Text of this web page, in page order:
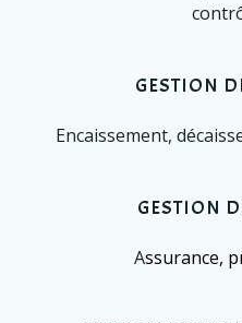
GESTION
Encaissement,
GESTION
Assurance,